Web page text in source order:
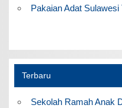
Pakaian Adat Sulawesi
Terbaru
Sekolah Ramah Anak